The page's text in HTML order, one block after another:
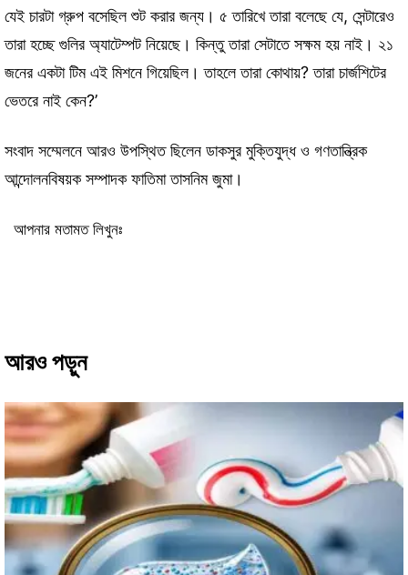
যেই চারটা গ্রুপ বসেছিল শুট করার জন্য। ৫ তারিখে তারা বলেছে যে, সেন্টারেও
তারা হচ্ছে গুলির অ্যাটেম্পট নিয়েছে। কিন্তু তারা সেটাতে সক্ষম হয় নাই। ২১
জনের একটা টিম এই মিশনে গিয়েছিল। তাহলে তারা কোথায়? তারা চার্জশিটের
ভেতরে নাই কেন?’
সংবাদ সম্মেলনে আরও উপস্থিত ছিলেন ডাকসুর মুক্তিযুদ্ধ ও গণতান্ত্রিক
আন্দোলনবিষয়ক সম্পাদক ফাতিমা তাসনিম জুমা।
আপনার মতামত লিখুনঃ
আরও পড়ুন